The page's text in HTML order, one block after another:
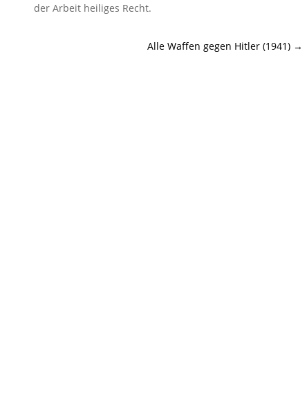
der Arbeit heiliges Recht.
Alle Waffen gegen Hitler (1941)→